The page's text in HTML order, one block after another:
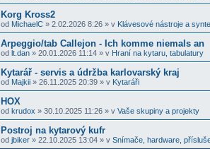
Korg Kross2
od MichaelC » 2.02.2026 8:26 » v Klávesové nástroje a
Arpeggio/tab Callejon - Ich komme niemals an
od lt.dan » 20.01.2026 11:14 » v Hraní na kytaru, tabulatury
Kytarář - servis a údržba karlovarský kraj
od Majkii » 26.11.2025 20:39 » v Kytaráři
HOX
od krudox » 30.10.2025 11:26 » v Vaše skupiny a projekty
Postroj na kytarový kufr
od jbiker » 22.10.2025 13:04 » v Snímače, hardware,